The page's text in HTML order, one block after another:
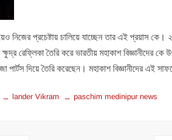
নিজের প্রচেষ্টায় চালিয়ে যাচ্ছেন তার এই প্রয়াস কে।
রেফ্লিকা তৈরি করে ভারতীয় মহাকাশ বিজ্ঞানীদের
দিয়ে তৈরি করেছেন। মহাকাশ বিজ্ঞানীদের এই
lander Vikram paschim medinipur news